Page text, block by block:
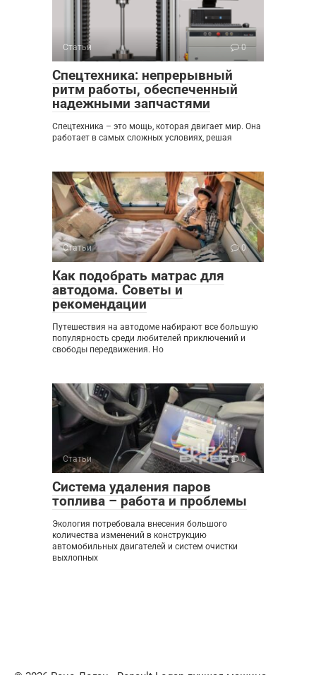
Статьи 0
Спецтехника: непрерывный
ритм работы, обеспеченный
надежными запчастями
Спецтехника – это мощь, которая двигает мир. Она
работает в самых сложных условиях, решая
Статьи 0
Как подобрать матрас для
автодома. Советы и
рекомендации
Путешествия на автодоме набирают все большую
популярность среди любителей приключений и
свободы передвижения. Но
Статьи 0
Система удаления паров
топлива – работа и проблемы
Экология потребовала внесения большого
количества изменений в конструкцию
автомобильных двигателей и систем очистки
выхлопных